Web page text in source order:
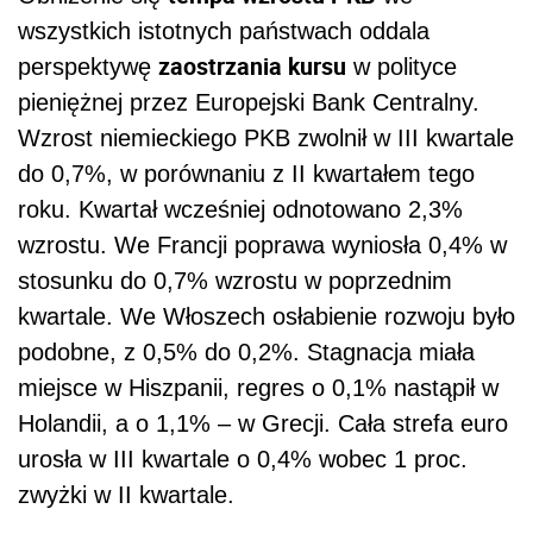
wszystkich istotnych państwach oddala
perspektywę zaostrzania kursu w polityce
pieniężnej przez Europejski Bank Centralny.
Wzrost niemieckiego PKB zwolnił w III kwartale
do 0,7%, w porównaniu z II kwartałem tego
roku. Kwartał wcześniej odnotowano 2,3%
wzrostu. We Francji poprawa wyniosła 0,4% w
stosunku do 0,7% wzrostu w poprzednim
kwartale. We Włoszech osłabienie rozwoju było
podobne, z 0,5% do 0,2%. Stagnacja miała
miejsce w Hiszpanii, regres o 0,1% nastąpił w
Holandii, a o 1,1% – w Grecji. Cała strefa euro
urosła w III kwartale o 0,4% wobec 1 proc.
zwyżki w II kwartale.